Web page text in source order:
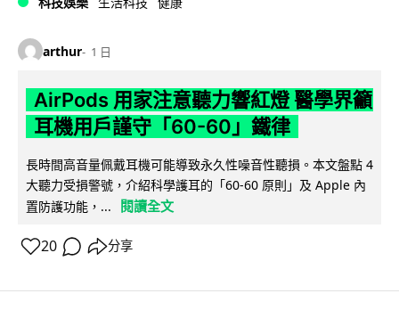
arthur 1 日
AirPods 用家注意聽力響紅燈 醫學界籲
耳機用戶謹守「60-60」鐵律
長時間高音量佩戴耳機可能導致永久性噪音性聽損。本文盤點 4
大聽力受損警號，介紹科學護耳的「60-60 原則」及 Apple 內
置防護功能，...
閱讀全文
20 分享